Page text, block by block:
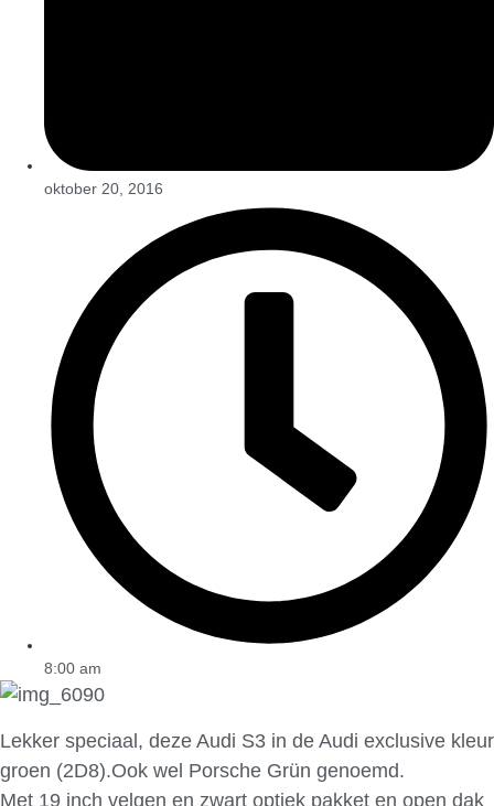
oktober 20, 2016
8:00 am
Lekker speciaal, deze Audi S3 in de Audi exclusive kleur
groen (2D8).Ook wel Porsche Grün genoemd.
Met 19 inch velgen en zwart optiek pakket en open dak